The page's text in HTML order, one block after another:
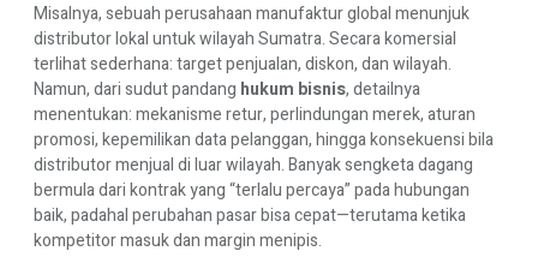
Misalnya, sebuah perusahaan manufaktur global menunjuk
distributor lokal untuk wilayah Sumatra. Secara komersial
terlihat sederhana: target penjualan, diskon, dan wilayah.
Namun, dari sudut pandang hukum bisnis, detailnya
menentukan: mekanisme retur, perlindungan merek, aturan
promosi, kepemilikan data pelanggan, hingga konsekuensi bila
distributor menjual di luar wilayah. Banyak sengketa dagang
bermula dari kontrak yang “terlalu percaya” pada hubungan
baik, padahal perubahan pasar bisa cepat—terutama ketika
kompetitor masuk dan margin menipis.